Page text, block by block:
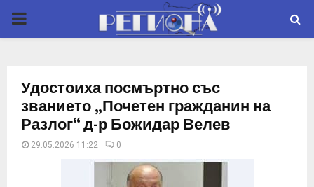
P
M
Удостоиха посмъртно със
званието „Почетен гражданин на
Разлог“ д-р Божидар Велев
29.05.2026 11:22 0